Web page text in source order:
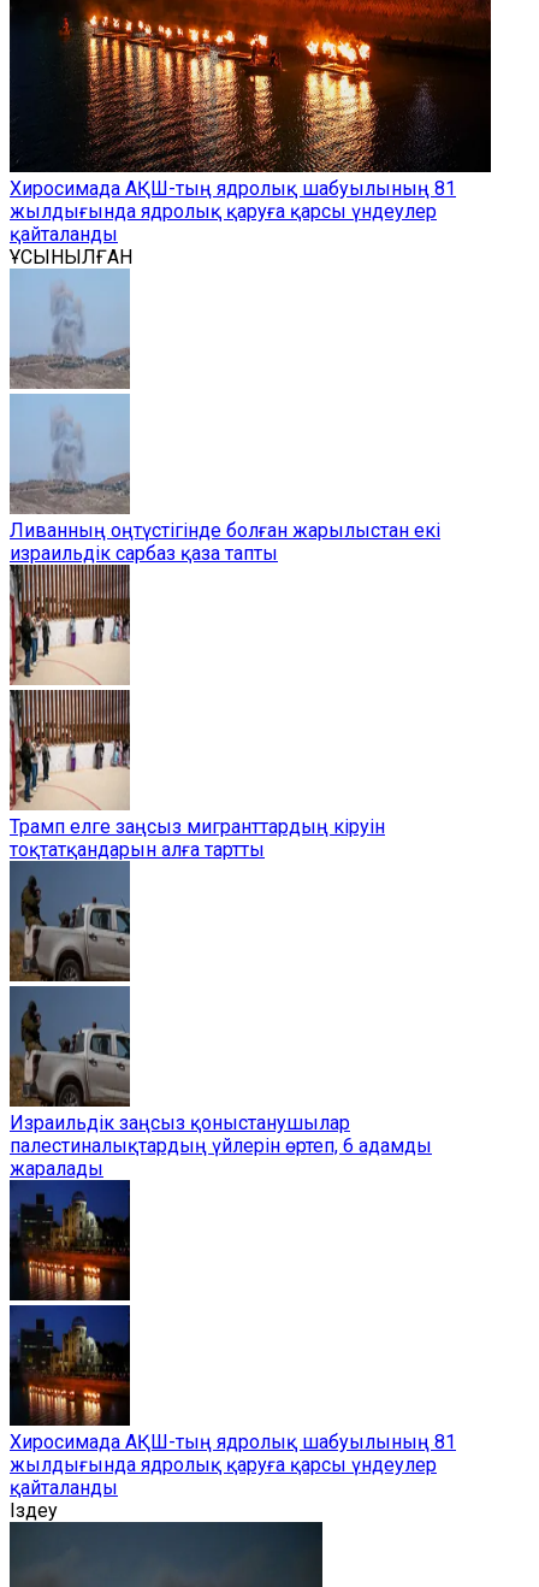
Хиросимада АҚШ-тың ядролық шабуылының 81
жылдығында ядролық қаруға қарсы үндеулер
қайталанды
ҰСЫНЫЛҒАН
Ливанның оңтүстігінде болған жарылыстан екі
израильдік сарбаз қаза тапты
Трамп елге заңсыз мигранттардың кіруін
тоқтатқандарын алға тартты
Израильдік заңсыз қоныстанушылар
палестиналықтардың үйлерін өртеп, 6 адамды
жаралады
Хиросимада АҚШ-тың ядролық шабуылының 81
жылдығында ядролық қаруға қарсы үндеулер
қайталанды
Іздеу